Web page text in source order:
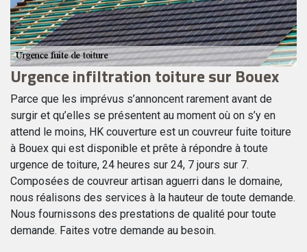
Urgence infiltration toiture sur Bouex
Parce que les imprévus s’annoncent rarement avant de
surgir et qu’elles se présentent au moment où on s’y en
attend le moins, HK couverture est un couvreur fuite toiture
à Bouex qui est disponible et prête à répondre à toute
urgence de toiture, 24 heures sur 24, 7 jours sur 7.
Composées de couvreur artisan aguerri dans le domaine,
nous réalisons des services à la hauteur de toute demande.
Nous fournissons des prestations de qualité pour toute
demande. Faites votre demande au besoin.